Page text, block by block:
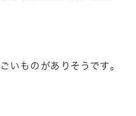
いものがありそうです。